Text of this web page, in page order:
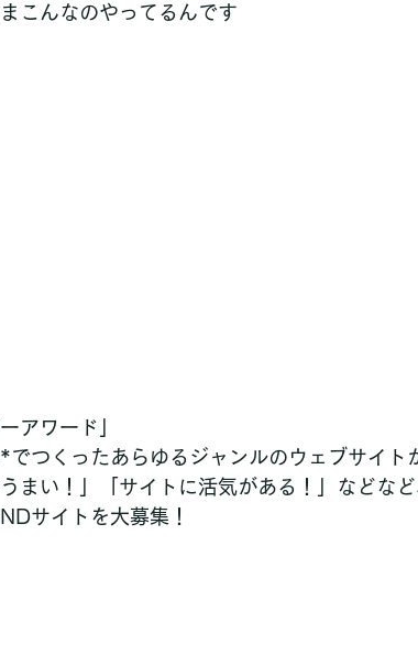
こんなのやってるんです
アワード」
つくったあらゆるジャンルのウェブサイト
まい！」「サイトに活気がある！」などな
サイトを大募集！